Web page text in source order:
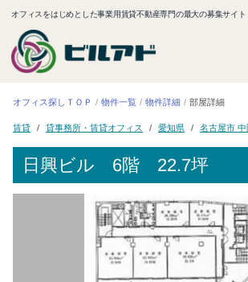
オフィスをはじめとした事業用賃貸不動産専門の最大の募集サイト
オフィス探しＴＯＰ 物件一覧 物件詳細 部屋詳細
賃貸 貸事務所・賃貸オフィス 愛知県 名古屋市 中
日興ビル 6階 22.7坪